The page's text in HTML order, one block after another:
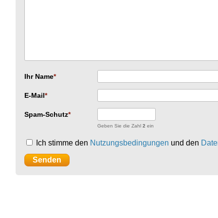
Ihr Name
E-Mail
Spam-Schutz
Geben Sie die Zahl 2 ein
Ich stimme den Nutzungsbedingungen und den